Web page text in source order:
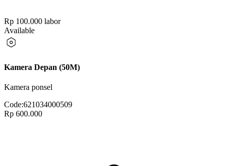
Rp 100.000 labor
Available
Kamera Depan (50M)
Kamera ponsel
Code:621034000509
Rp 600.000